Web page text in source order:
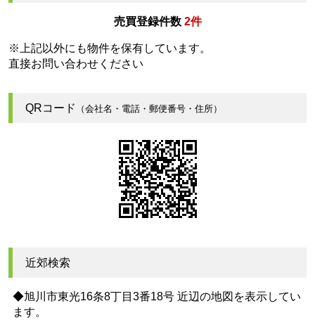
売買登録件数 2件
※上記以外にも物件を保有しています。
直接お問い合わせください
QRコード （会社名・電話・郵便番号・住所）
近郊検索
◆旭川市東光16条8丁目3番18号 近辺の地図を表示してい
ます。